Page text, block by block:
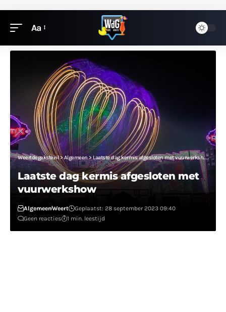
Aa
Weertdegekste.nl>Algemeen >Laatste dag kermis afgesloten met vuurwerkshow
Laatste dag kermis afgesloten met
vuurwerkshow
AlgemeenWeert
Geplaatst: 28 september 2023 09:40
Geen reacties
1 min. leestijd